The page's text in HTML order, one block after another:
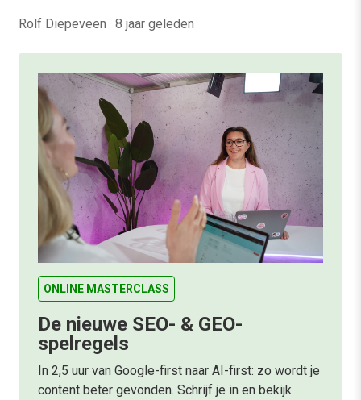
Rolf Diepeveen · 8 jaar geleden
ONLINE MASTERCLASS
De nieuwe SEO- & GEO-
spelregels
In 2,5 uur van Google-first naar AI-first: zo wordt je
content beter gevonden. Schrijf je in en bekijk